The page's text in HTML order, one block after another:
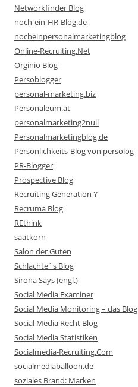
Networkfinder Blog
noch-ein-HR-Blog.de
nocheinpersonalmarketingblog
Online-Recruiting.Net
Orginio Blog
Persoblogger
personal-marketing.biz
Personaleum.at
personalmarketing2null
Personalmarketingblog.de
Persönlichkeits-Blog von persolog
PR-Blogger
Prospective Blog
Recruiting Generation Y
Recruma Blog
REthink
saatkorn
Salon der Guten
Schlachte´s Blog
Sirona Says (engl.)
Social Media Examiner
Social Media Monitoring – das Blog
Social Media Recht Blog
Social Media Statistiken
Socialmedia-Recruiting.Com
socialmediaballoon.de
soziales Brand: Marken